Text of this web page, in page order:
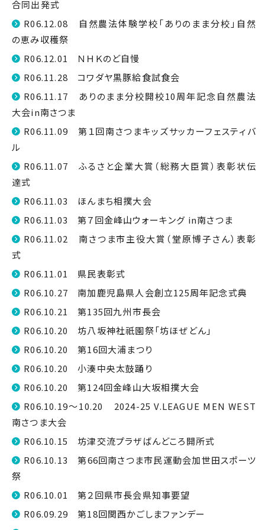
合同出発式
R06.12.08 自然農法体験学校「ありのまま分校」自然
の恵み収穫祭
R06.12.01 ＮＨＫのど自慢
R06.11.28 コワダヤ黒豚給食試食会
R06.11.17 ありのまま分校開校10周年記念自然農法
大会in南さつま
R06.11.09 第１回南さつまキッズサッカーフェスティバ
ル
R06.11.07 ふるさと企業大賞（総務大臣賞）表彰状伝
達式
R06.11.03 ほんまち相撲大会
R06.11.03 第７回金峰山ウォーキング in南さつま
R06.11.02 南さつま市主役大賞（堂原博子さん）表彰
式
R06.11.01 県民表彰式
R06.10.27 南加鹿児島県人会創立125周年記念式典
R06.10.21 第135回九州市長会
R06.10.20 坊八坂神社祇園祭「坊ほぜどん」
R06.10.20 第16回大浦まつり
R06.10.20 小湊中央太鼓踊り
R06.10.20 第124回金峰山大坂相撲大会
R06.10.19～10.20 2024-25 V.LEAGUE MEN WEST
南さつま大会
R06.10.15 坊津交流プラザばんどころ開所式
R06.10.13 第66回南さつま市民運動会加世田スポーツ
祭
R06.10.01 第２回県市長会県知事要望
R06.09.29 第18回関西かごしまファンデー